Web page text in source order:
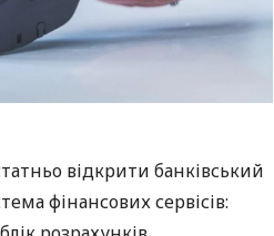
відкрити банківський
фінансових сервісів: